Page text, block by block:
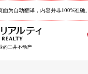
面为自动翻译，内容并非100%准确。
的三井不动产